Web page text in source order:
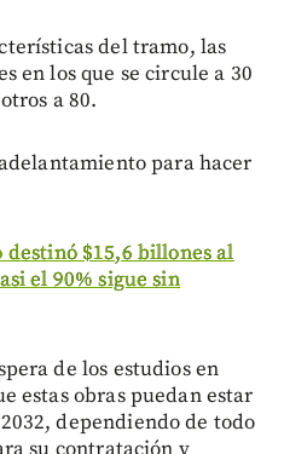
del tramo, las
en los que se circule a 30
a 80.
para hacer
destinó $15,6 billones al
el 90% sigue sin
de los estudios en
estas obras puedan estar
dependiendo de todo